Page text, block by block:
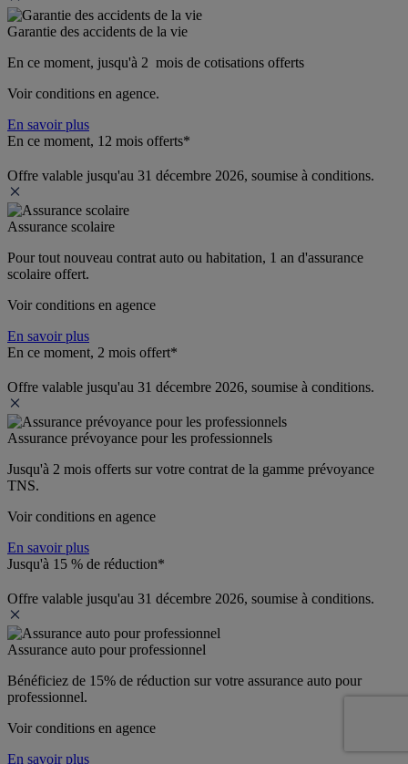
Garantie des accidents de la vie
En ce moment, jusqu'à 2  mois de cotisations offerts
Voir conditions en agence.
En savoir plus
En ce moment, 12 mois offerts*
Offre valable jusqu'au 31 décembre 2026, soumise à conditions.
Assurance scolaire
Pour tout nouveau contrat auto ou habitation, 1 an d'assurance
scolaire offert.
Voir conditions en agence
En savoir plus
En ce moment, 2 mois offert*
Offre valable jusqu'au 31 décembre 2026, soumise à conditions.
Assurance prévoyance pour les professionnels
Jusqu'à 2 mois offerts sur votre contrat de la gamme prévoyance
TNS.
Voir conditions en agence
En savoir plus
Jusqu'à 15 % de réduction*
Offre valable jusqu'au 31 décembre 2026, soumise à conditions.
Assurance auto pour professionnel
Bénéficiez de 15% de réduction sur votre assurance auto pour
professionnel.
Voir conditions en agence
En savoir plus